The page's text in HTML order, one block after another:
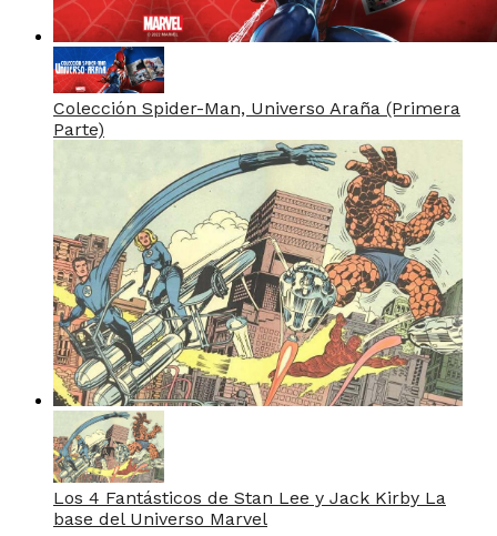
Colección Spider-Man, Universo Araña (Primera
Parte)
Los 4 Fantásticos de Stan Lee y Jack Kirby La
base del Universo Marvel